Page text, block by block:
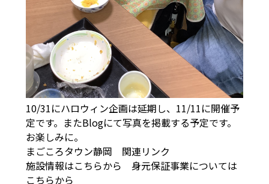
10/31にハロウィン企画は延期し、11/11に開催予
定です。またBlogにて写真を掲載する予定です。
お楽しみに。
まごころタウン静岡 関連リンク
施設情報はこちらから 身元保証事業については
こちらから